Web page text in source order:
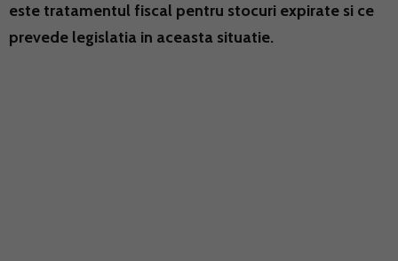
este tratamentul fiscal pentru stocuri expirate si ce
prevede legislatia in aceasta situatie.